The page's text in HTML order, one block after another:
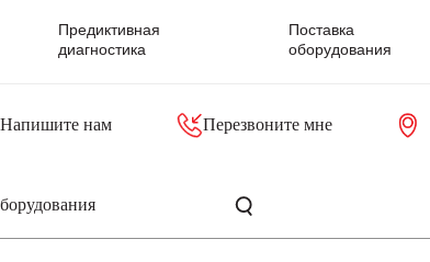
Предиктивная
диагностика
Поставка
оборудования
Напишите нам Перезвоните мне